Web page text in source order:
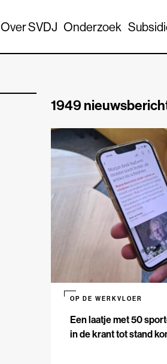
Over SVDJ Onderzoek
1949
Een laatje met 50
in de krant tot stand
OP DE WERKVLOER